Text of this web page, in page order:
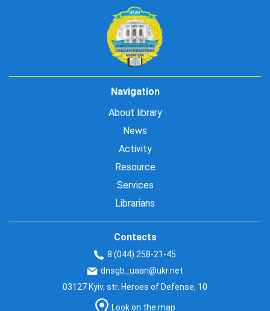
Navigation
About library
News
Activity
Resource
Services
Librarians
Contacts
8 (044) 258-21-45
dnsgb_uaan@ukr.net
03127 Kyiv, str. Heroes of Defense, 10
Look on the map